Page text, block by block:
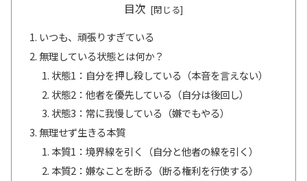
目次
いつも、頑張りすぎている
無理している状態とは何か？
状態1：自分を押し殺している（本音を言えない）
状態2：他者を優先している（自分は後回し）
状態3：常に我慢している（嫌でもやる）
無理せず生きる本質
本質1：境界線を引く（自分と他者の線を引く）
本質2：嫌なことを断る（断る権利を行使する）